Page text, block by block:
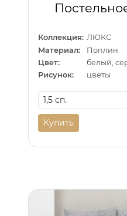
Коллекция: ЛЮКС
Материал:
Поплин
Цвет:
белый,
Рисунок:
цветы
Купить